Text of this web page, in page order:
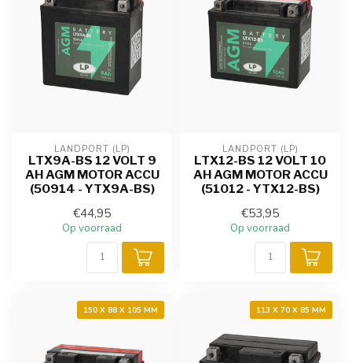
LANDPORT (LP)
LTX9A-BS 12 VOLT 9
AH AGM MOTOR ACCU
(50914 - YTX9A-BS)
€44,95
Op voorraad
LANDPORT (LP)
LTX12-BS 12 VOLT 10
AH AGM MOTOR ACCU
(51012 - YTX12-BS)
€53,95
Op voorraad
150 X 88 X 105 MM 113 X 70 X 85 MM